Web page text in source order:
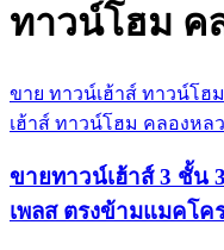
ทาวน์โฮม ค
ขาย ทาวน์เฮ้าส์ ทาวน์โฮ
เฮ้าส์ ทาวน์โฮม คลองหล
ขายทาวน์เฮ้าส์ 3 ชั้น
เพลส ตรงข้ามแมคโค